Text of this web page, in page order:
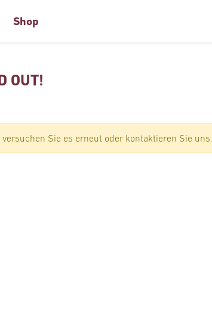
Shop
OUT!
Sie es erneut oder kontaktieren Sie uns.